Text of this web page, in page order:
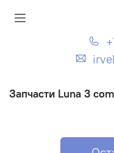
Запчасти Luna 3